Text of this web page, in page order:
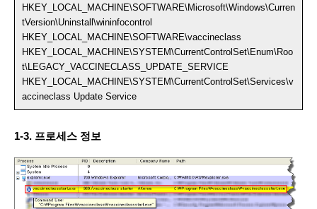
HKEY_LOCAL_MACHINE\SOFTWARE\Microsoft\Windows\Curren
tVersion\Uninstall\wininfocontrol
HKEY_LOCAL_MACHINE\SOFTWARE\vaccineclass
HKEY_LOCAL_MACHINE\SYSTEM\CurrentControlSet\Enum\Roo
t\LEGACY_VACCINECLASS_UPDATE_SERVICE
HKEY_LOCAL_MACHINE\SYSTEM\CurrentControlSet\Services\v
accineclass Update Service
1-3. 프로세스 정보